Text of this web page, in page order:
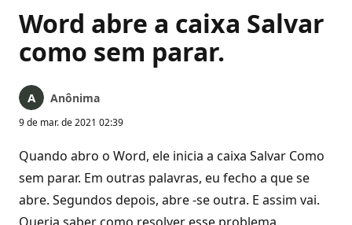
Word abre a caixa Salvar
como sem parar.
Anônima
9 de mar. de 2021 02:39
Quando abro o Word, ele inicia a caixa Salvar Como
sem parar. Em outras palavras, eu fecho a que se
abre. Segundos depois, abre -se outra. E assim vai.